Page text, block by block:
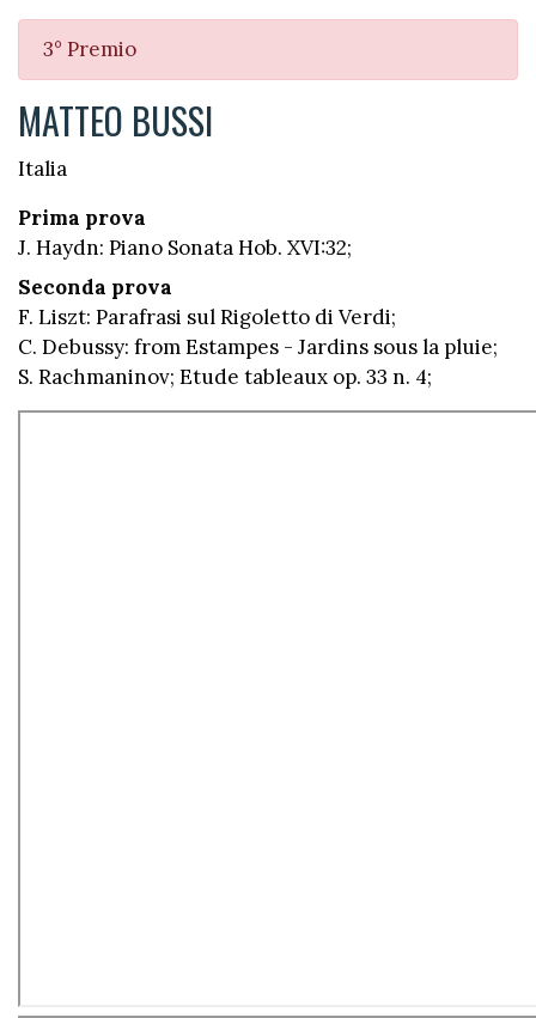
3° Premio
MATTEO BUSSI
Italia
Prima prova
J. Haydn: Piano Sonata Hob. XVI:32;
Seconda prova
F. Liszt: Parafrasi sul Rigoletto di Verdi;
C. Debussy: from Estampes - Jardins sous la pluie;
S. Rachmaninov; Etude tableaux op. 33 n. 4;